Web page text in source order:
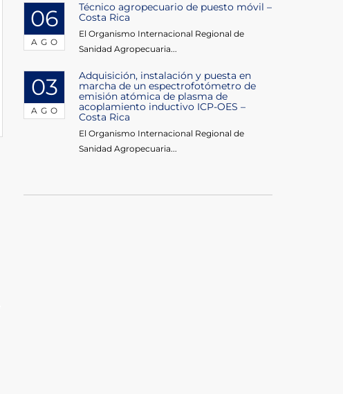
06
AGO
Técnico agropecuario de puesto móvil –
Costa Rica
El Organismo Internacional Regional de
Sanidad Agropecuaria...
03
AGO
Adquisición, instalación y puesta en
marcha de un espectrofotómetro de
emisión atómica de plasma de
acoplamiento inductivo ICP-OES –
Costa Rica
El Organismo Internacional Regional de
Sanidad Agropecuaria...